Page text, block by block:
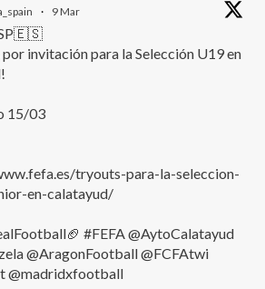
· 9 Mar
invitación para la Selección U19 en
15/03
tryouts-para-la-seleccion-
en-calatayud/
#FEFA @AytoCalatayud
@AragonFootball @FCFAtwi
@madridxfootball